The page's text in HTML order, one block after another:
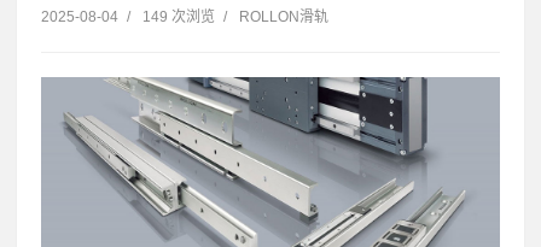
2025-08-04 / 149 次浏览 / ROLLON滑轨